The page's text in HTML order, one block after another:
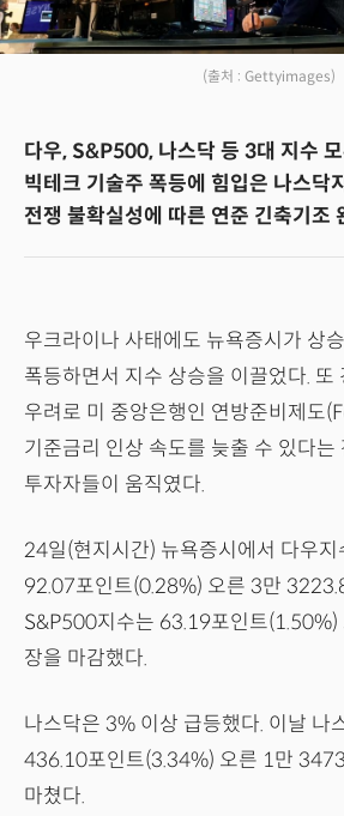
(출처 : Gettyimages)
다우, S&P500, 나스닥 등 3대 지수
빅테크 기술주 폭등에 힘입은 나스닥
전쟁 불확실성에 따른 연준 긴축기조
우크라이나 사태에도 뉴욕증시가 상
폭등하면서 지수 상승을 이끌었다. 또
우려로 미 중앙은행인 연방준비제도
기준금리 인상 속도를 늦출 수 있다는
투자자들이 움직였다.
24일(현지시간) 뉴욕증시에서 다우지
92.07포인트(0.28%) 오른 3만
S&P500지수는 63.19포인트(1.50%)
장을 마감했다.
나스닥은 3% 이상 급등했다. 이날 나
436.10포인트(3.34%) 오른 1만
마쳤다.